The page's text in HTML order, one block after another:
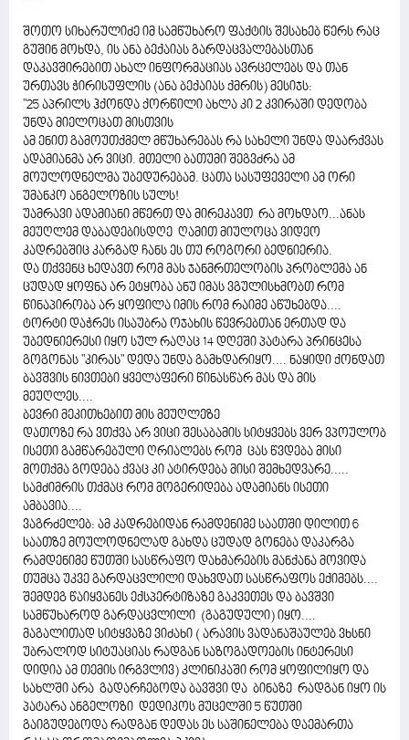
შოთო სიხარულიძე იმ სამწუხარო ფაქტის შესახებ წერს რაც
გუშინ მოხდა, ის ანა ბექაიას გარდაცვალებასთან
დაკავშირებით ახალ ინფორმაციას ავრცელებს და თან
ურთავს ჭირისუფლის (ანა ბექაიას ქმრის) მესიჯს:
"25 აპრილს ჰქონდა ქორწილი ახლა კი 2 კვირაში დედობა
უნდა მიელოცათ მისთვის
ამ ენით გამოუთქმელ მწუხარებას რა სახელი უნდა დაარქვას
ადამიანმა არ ვიცი. მთელი ბათუმი შეგვძრა ამ
მოულოდნელმა უბედურებამ. ცათა სასუფეველი ამ ორი
უმანკო ანგელოზის სულს!
უამრავი ადამიანი მწერთ და მირეკავთ რა მოხდაო...ანას
მეუღლემ დაბადებისდღე ღამით მიულოცა ვიდეო
კადრებშიც კარგად ჩანს ეს თუ როგორი ბედნიერია.
და თქვენც ხედავთ რომ მას ჯანმრთელობის პრობლემა ან
ცუდად ყოფნა არ ეტყობა ანუ იმას ვგულისხმობთ რომ
წინაპირობა არ ყოფილა იმის რომ რაიმე აწუხებდა....
ტორტი დაჭრეს ისაუბრა ოჯახის წევრებთან ერთად და
უბედნიერესი იყო სულ რაღაც 14 დღეში პატარა პრინცესა
გოგონას "კირას" დედა უნდა გამხდარიყო.... ნაყიდი ქონდათ
ბავშვის ნივთები ყველაფერი წინასწარ მას და მის
მეუღლეს....
ბევრი მეკითხებით მის მეუღლეზე
დათოზე რა ვთქვა არ ვიცი შესაბამის სიტყვებს ვერ ვპოულობ
ისეთი გამწარებული ღრიალებს რომ ცას წვდება მისი
მოთქმა გოდება ქვაც კი ატირდება მისი შემხედვარე.....
სამძიმრის თქმაც რომ მოგერიდება ადამიანს ისეთი
ამბავია....
ვაგრძელებ: ამ კადრებიდან რამდენიმე საათში დილით 6
საათზე მოულოდნელად გახდა ცუდად გონება დაკარგა
რამდენიმე წუთში სასწრაფო დახმარების მანქანა მოვიდა
თუმცა უკვე გარდაცვლილი დახვდათ სასწრაფოს ექიმებს....
შემდეგ წაიყვანეს ექსპერტიზაზე გაკვეთეს და ბავშვი
სამწუხაროდ გარდაცვლილი (გაგუდული) იყო....
მაგალითად სიტყვაზე ვიძახი ( არავის ვადანაშაულებ ვხსნი
უბრალოდ სიტუაციას რადგან საზოგადოების ინტერესი
დიდია ამ თემის ირგვლივ) კლინიკაში რომ ყოფილიყო და
სახლში არა გადარჩებოდა ბავშვი და ბინაზე რადგან იყო ის
პატარა ანგელოზი დედიკოს მუცელში 5 წუთში
გაიგუდებოდა რადგან დედას ეს საშინელება დაემართა